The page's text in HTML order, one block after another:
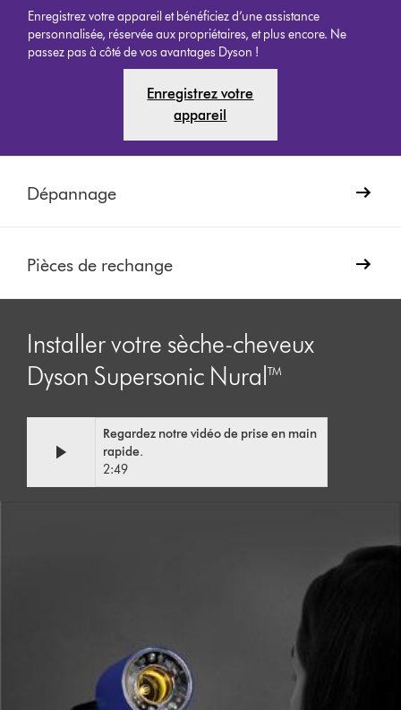
Enregistrez votre appareil et bénéficiez d’une assistance
personnalisée, réservée aux propriétaires, et plus encore. Ne
passez pas à côté de vos avantages Dyson !
Enregistrez votre
appareil
Dépannage
Pièces de rechange
Installer votre sèche-cheveux
Dyson Supersonic Nural™
Transcript
transcription
Regardez notre vidéo de prise en main
rapide.
2:49